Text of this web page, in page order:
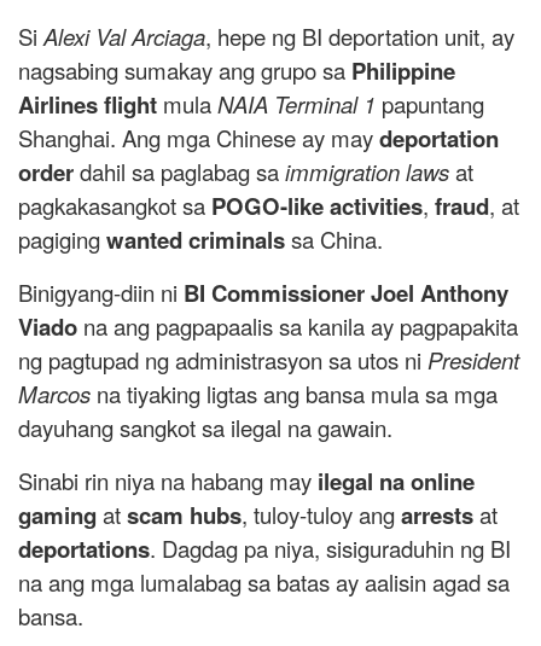
Si Alexi Val Arciaga, hepe ng BI deportation unit, ay
nagsabing sumakay ang grupo sa Philippine
Airlines flight mulaNAIA Terminal 1 papuntang
Shanghai. Ang mga Chinese ay maydeportation
orderdahil sa paglabag saimmigration lawsat
pagkakasangkot sa POGO-like activities, fraud, at
pagigingwanted criminalssa China.
Binigyang-diin ni BI Commissioner Joel Anthony
Viado na ang pagpapaalis sa kanila ay pagpapakita
ng pagtupad ng administrasyon sa utos ni President
Marcos na tiyaking ligtas ang bansa mula sa mga
dayuhang sangkot sa ilegal na gawain.
Sinabi rin niya na habang may ilegal na online
gaming atscam hubs, tuloy-tuloy angarrestsat
deportations. Dagdag pa niya, sisiguraduhin ng BI
na ang mga lumalabag sa batas ay aalisin agad sa
bansa.